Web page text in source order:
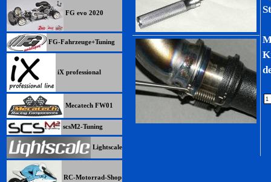
FG evo 2020
FG-Fahrzeuge+Tuning
iX professional
Mecatech FW01
scsM2-Tuning
Lightscale
RC-Motorrad-Shop